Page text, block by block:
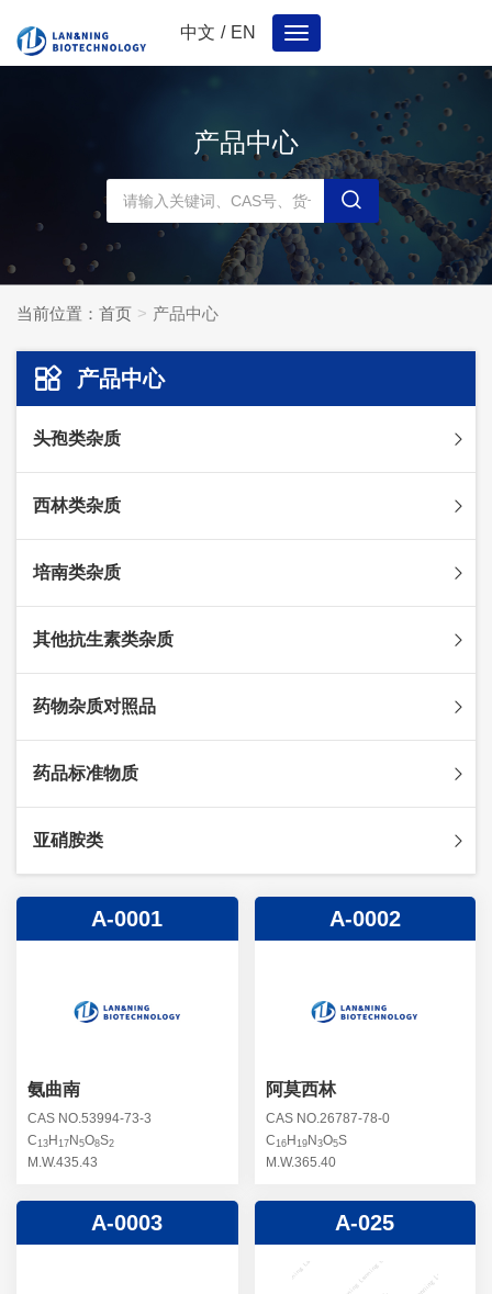
中文 / EN
Toggle
navigation
产品中心
当前位置： 首页 产品中心
产品中心
头孢类杂质
头孢唑林杂质
头孢他啶杂质
头孢米诺杂质
头孢吡肟杂质
头孢地嗪钠杂质
头孢曲松钠杂质
青霉素杂质
头孢羟氨苄杂质
头孢西丁杂质
头孢卡品酯杂质
头孢唑肟杂质
西林类杂质
苯唑西林杂质
替卡西林杂质
阿洛西林杂质
美洛西林杂质
培南类杂质
多立培南杂质
厄他培南杂质
多尼培南杂质
其他抗生素类杂质
利福平杂质
苄丝肼杂质
克拉霉素杂质
克拉维酸钾杂质
替加环素杂质
土霉素杂质
林可霉素杂质
药物杂质对照品
杂质对照品
药品标准物质
亚硝胺类
A-0001
氨曲南
CAS NO.53994-73-3
C13 H 17 N 5O8S2
M.W.435.43
A-0002
阿莫西林
CAS NO.26787-78-0
C16H 19N 3O5S
M.W.365.40
A-0003 A-025